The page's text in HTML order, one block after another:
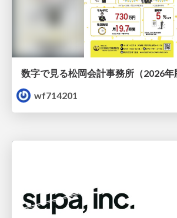
数字で見る松岡会計事務所（2026年
wf714201